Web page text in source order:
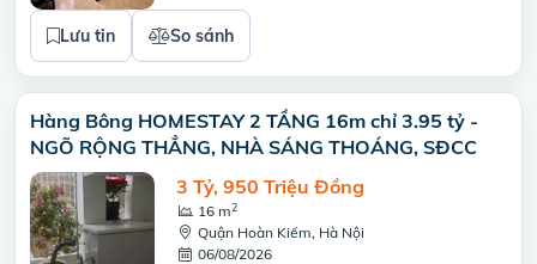
Lưu tin So sánh
Hàng Bông HOMESTAY 2 TẦNG 16m chỉ 3.95 tỷ -
NGÕ RỘNG THẲNG, NHÀ SÁNG THOÁNG, SĐCC
3 Tỷ, 950 Triệu Đồng
16 m2
Quận Hoàn Kiếm, Hà Nội
06/08/2026